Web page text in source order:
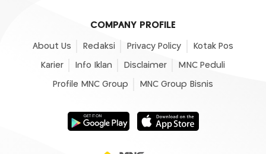
COMPANY PROFILE
About Us Redaksi Privacy Policy Kotak Pos
Karier Info Iklan Disclaimer MNC Peduli
Profile MNC Group MNC Group Bisnis